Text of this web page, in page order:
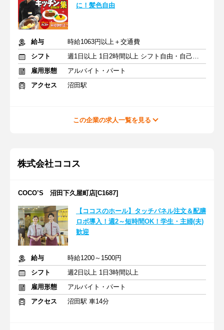
に！髪色自由
給与
時給1063円以上＋交通費
シフト
週1日以上 1日2時間以上 シフト自由・自己申告
雇用形態
アルバイト・パート
アクセス
沼田駅
この企業の求人一覧を見る
株式会社ココス
COCO’S 沼田下久屋町店[C1687]
【ココスのホール】タッチパネル注文＆配膳
ロボ導入！週2～短時間OK！学生・主婦(夫)
歓迎
給与
時給1200～1500円
シフト
週2日以上 1日3時間以上
雇用形態
アルバイト・パート
アクセス
沼田駅 車14分